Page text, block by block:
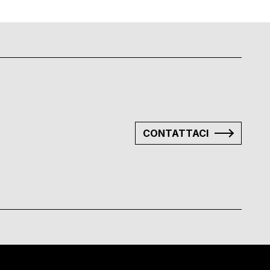
CONTATTACI